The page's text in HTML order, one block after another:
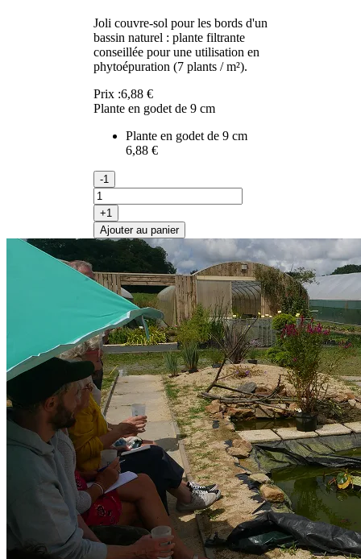
Joli couvre-sol pour les bords d'un
bassin naturel : plante filtrante
conseillée pour une utilisation en
phytoépuration (7 plants / m²).
Prix :6,88 €
Plante en godet de 9 cm
Plante en godet de 9 cm
6,88 €
-1
+1
Ajouter au panier